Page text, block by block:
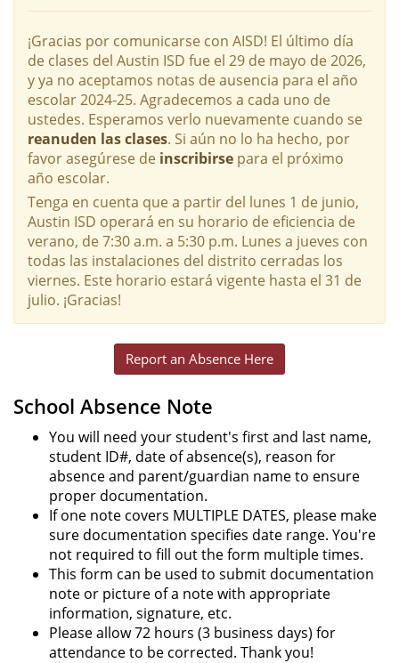
¡Gracias por comunicarse con AISD! El último día
de clases del Austin ISD fue el 29 de mayo de 2026,
y ya no aceptamos notas de ausencia para el año
escolar 2024-25. Agradecemos a cada uno de
ustedes. Esperamos verlo nuevamente cuando se
reanuden las clases. Si aún no lo ha hecho, por
favor asegúrese de inscribirse para el próximo
año escolar.
Tenga en cuenta que a partir del lunes 1 de junio,
Austin ISD operará en su horario de eficiencia de
verano, de 7:30 a.m. a 5:30 p.m. Lunes a jueves con
todas las instalaciones del distrito cerradas los
viernes. Este horario estará vigente hasta el 31 de
julio. ¡Gracias!
Report an Absence Here
School Absence Note
You will need your student's first and last name,
student ID#, date of absence(s), reason for
absence and parent/guardian name to ensure
proper documentation.
If one note covers MULTIPLE DATES, please make
sure documentation specifies date range. You're
not required to fill out the form multiple times.
This form can be used to submit documentation
note or picture of a note with appropriate
information, signature, etc.
Please allow 72 hours (3 business days) for
attendance to be corrected. Thank you!